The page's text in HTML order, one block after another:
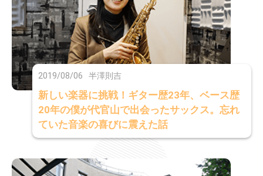
2019/08/06 半澤則吉
新しい楽器に挑戦！ギター歴23年、ベース歴
20年の僕が代官山で出会ったサックス。忘れ
ていた音楽の喜びに震えた話